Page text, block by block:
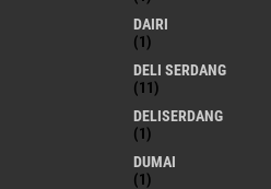
DAIRI
(1)
DELI SERDANG
(11)
DELISERDANG
(1)
DUMAI
(1)